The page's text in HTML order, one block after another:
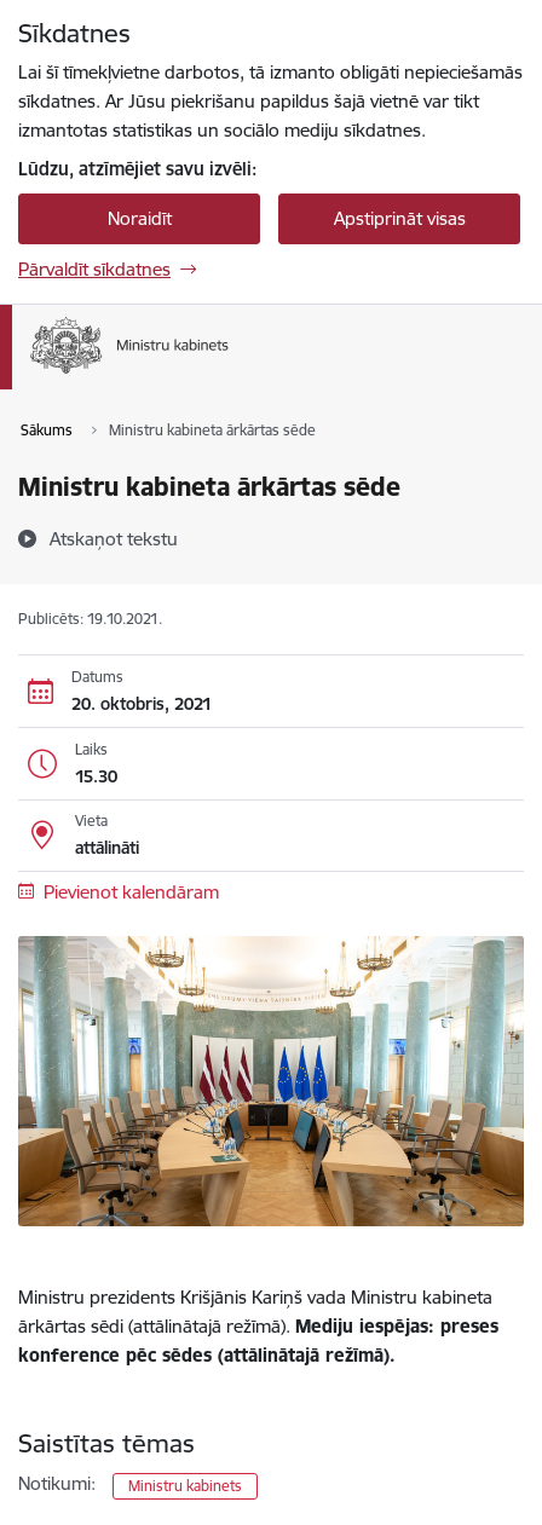
Sīkdatnes
Lai šī tīmekļvietne darbotos, tā izmanto obligāti nepieciešamās
sīkdatnes. Ar Jūsu piekrišanu papildus šajā vietnē var tikt
izmantotas statistikas un sociālo mediju sīkdatnes.
Lūdzu, atzīmējiet savu izvēli:
Noraidīt Apstiprināt visas
Pārvaldīt sīkdatnes
Sākums Ministru kabineta ārkārtas sēde
Ministru kabineta ārkārtas sēde
Atskaņot tekstu
Publicēts: 19.10.2021.
Datums
20. oktobris, 2021
Laiks
15.30
Vieta
attālināti
Pievienot kalendāram
Ministru prezidents Krišjānis Kariņš vada Ministru kabineta
ārkārtas sēdi (attālinātajā režīmā). Mediju iespējas: preses
konference pēc sēdes (attālinātajā režīmā).
Saistītas tēmas
Notikumi: Ministru kabinets